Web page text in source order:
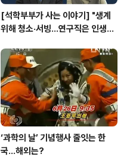
[석학부부가 사는 이야기] "생계
위해 청소·서빙…연구직은 인생의
‘과학의 날’ 기념행사 줄잇는 한
국…해외는?